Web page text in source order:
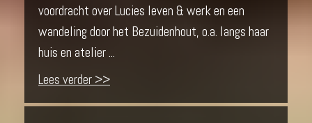
voordracht over Lucies leven & werk en een
wandeling door het Bezuidenhout, o.a. langs haar
huis en atelier ...
Lees verder >>